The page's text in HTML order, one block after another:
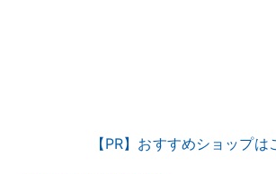
【PR】おすすめショップは